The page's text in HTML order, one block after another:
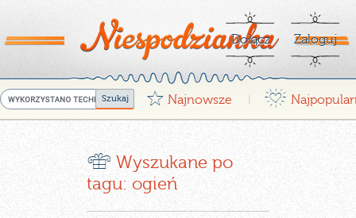
Dołącz Zaloguj
G Najnowsze ¤
r Wyszukane po
tagu: ogień